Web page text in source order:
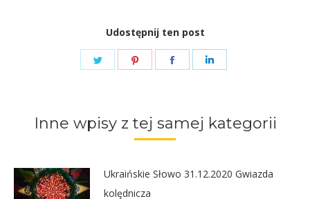
Udostępnij ten post
Share
Share
Share
Inne wpisy z tej samej kategorii
Ukraińskie Słowo 31.12.2020 Gwiazda
kolędnicza